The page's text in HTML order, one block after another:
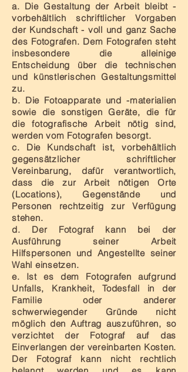
a. Die Gestaltung der Arbeit bleibt -
vorbehältlich schriftlicher Vorgaben
der Kundschaft - voll und ganz Sache
des Fotografen. Dem Fotografen steht
insbesondere die alleinige
Entscheidung über die technischen
und künstlerischen Gestaltungsmittel
zu.
b. Die Fotoapparate und -materialien
sowie die sonstigen Geräte, die für
die fotografische Arbeit nötig sind,
werden vom Fotografen besorgt.
c. Die Kundschaft ist, vorbehältlich
gegensätzlicher schriftlicher
Vereinbarung, dafür verantwortlich,
dass die zur Arbeit nötigen Orte
(Locations), Gegenstände und
Personen rechtzeitig zur Verfügung
stehen.
d. Der Fotograf kann bei der
Ausführung seiner Arbeit
Hilfspersonen und Angestellte seiner
Wahl einsetzen.
e. Ist es dem Fotografen aufgrund
Unfalls, Krankheit, Todesfall in der
Familie oder anderer
schwerwiegender Gründe nicht
möglich den Auftrag auszuführen, so
verzichtet der Fotograf auf das
Einverlangen der vereinbarten Kosten.
Der Fotograf kann nicht rechtlich